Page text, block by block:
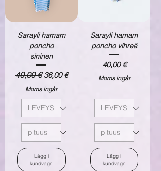
Sarayli hamam
poncho
sininen
Ordinarie pris
40,00 €Reapris
36,00 €
Moms ingår
Lägg i
kundvagn
Sarayli hamam
poncho vihreä
Pris
40,00 €
Moms ingår
Lägg i
kundvagn